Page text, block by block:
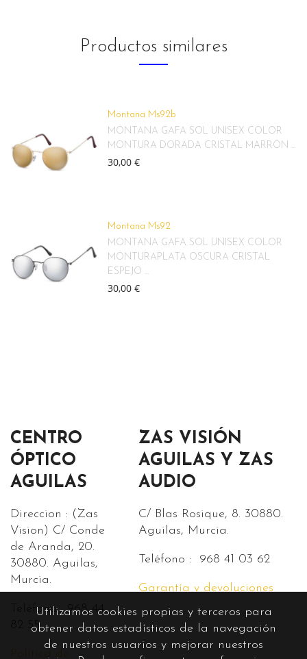
Productos similares
Montana Ms92b
MONTANA GAFA SOL UNISEX COLOR
MONTURA DORADA CRISTAL MARRON ...
30,00 €
Montana Ms92
MONTANA GAFA SOL UNISEX COLOR
MONTURAPLATA OSCURA CRISTAL
ESPEJO ...
30,00 €
CENTRO
ÓPTICO
AGUILAS
Direccion : (Zas
Vision) C/ Conde
de Aranda, 20.
30880. Aguilas,
Murcia.
Teléfono : 968 44
82 55.
Política de
ZAS VISIÓN
AGUILAS Y ZAS
AUDIO
C/ Blas Rosique, 8. 30880.
Aguilas, Murcia.
Teléfono : 968 41 03 62
Garantía y devoluciones
Utilizamos cookies propias y terceros para
obtener datos estadísticos de la navegación
de nuestros usuarios y mejorar nuestros